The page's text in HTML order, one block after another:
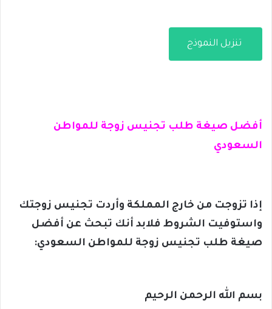
تنزيل النموذج
أفضل صيغة طلب تجنيس زوجة للمواطن
السعودي
إذا تزوجت من خارج المملكة وأردت تجنيس زوجتك
واستوفيت الشروط فلابد أنك تبحث عن أفضل
صيغة طلب تجنيس زوجة للمواطن السعودي:
بسم الله الرحمن الرحيم